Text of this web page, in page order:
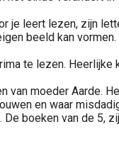
leert lezen, zijn
beeld kan
te lezen.
van moeder Aarde.
en waar
boeken van de 5,